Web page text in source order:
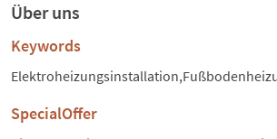
Über uns
Keywords
SpecialOffer